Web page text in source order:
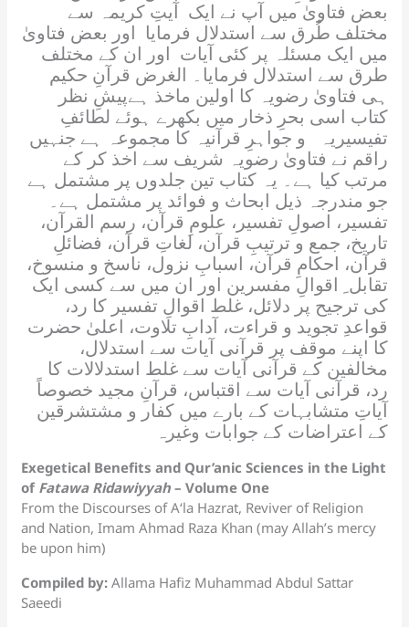
بعض فتاویٰ میں آپ نے ایک آیتِ کریمہ سے
مختلف طُرق سے استدلال فرمایا اور بعض فتاویٰ
میں ایک مسئلہ پر کئی آیات اور ان کے مختلف
طرق سے استدلال فرمایا۔ الغرض قرآنِ حکیم
ہی فتاویٰ رضویہ کا اولین ماخذ ہےپیشِ نظر
کتاب اسی بحرِ ذخار میں بکھرے ہوئے لطائفِ
تفیسیریہ و جواہرِ قرآنیہ کا مجموعہ ہے جنہیں
راقم نے فتاویٰ رضویہ شریف سے اخذ کر کے
مرتب کیا ہے۔ یہ کتاب تین جلدوں پر مشتمل ہے
جو مندرجہ ذیل ابحاث و فوائد پر مشتمل ہے۔
تفسیر، اصولِ تفسیر، علومِ قرآن، رسم القرآن،
تاریخ، جمع و ترتیبِ قرآن، لغاتِ قرآن، فضائلِ
قرآن، احکامِ قرآن، اسبابِ نزول، ناسخ و منسوخ،
تقابل ِ اقوالِ مفسرین اور ان میں سے کسی ایک
کی ترجیح پر دلائل، غلط اقوالِ تفسیر کا رد،
قواعدِ تجوید و قراءت، آدابِ تلاوت، اعلیٰ حضرت
کا اپنے موقف پر قرآنی آیات سے استدلال،
مخالفین کے قرآنی آیات سے غلط استدلالات کا
رد، قرآنی آیات سے اقتباس، قرآنِ مجید خصوصاً
آیاتِ متشابہات کے بارے میں کفار و مشتشرقین
کے اعتراضات کے جوابات وغیرہ
Exegetical Benefits and Qur’anic Sciences in the Light
of Fatawa Ridawiyyah – Volume One
From the Discourses of A‘la Hazrat, Reviver of Religion
and Nation, Imam Ahmad Raza Khan (may Allah’s mercy
be upon him)
Compiled by: Allama Hafiz Muhammad Abdul Sattar
Saeedi